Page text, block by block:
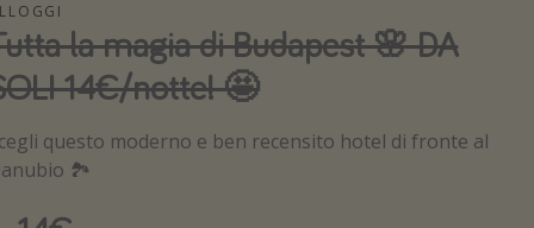
la magia di Budapest 🌸 DA
14€/notte! 🤩
questo moderno e ben recensito hotel di fronte al
🏞️